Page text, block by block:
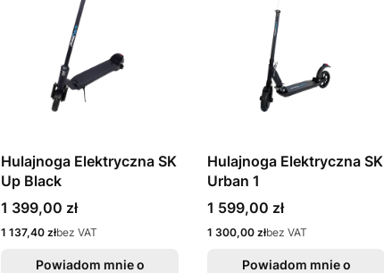
Hulajnoga Elektryczna SK
Up Black
Cena
1 399,00 zł
Cena
1 137,40 złbez VAT
Powiadom mnie o
Hulajnoga Elektryczna SK
Urban 1
Cena
1 599,00 zł
Cena
1 300,00 złbez VAT
Powiadom mnie o